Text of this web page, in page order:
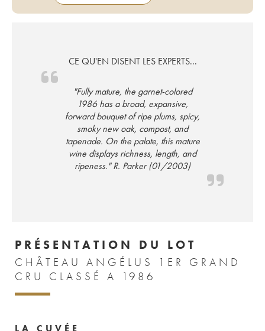
CE QU'EN DISENT LES EXPERTS...
"Fully mature, the garnet-colored
1986 has a broad, expansive,
forward bouquet of ripe plums, spicy,
smoky new oak, compost, and
tapenade. On the palate, this mature
wine displays richness, length, and
ripeness." R. Parker (01/2003)
PRÉSENTATION DU LOT
CHÂTEAU ANGÉLUS 1ER GRAND
CRU CLASSÉ A 1986
LA CUVÉE